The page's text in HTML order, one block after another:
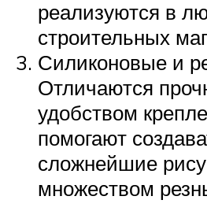
реализуются в
строительных
Силиконовые и
Отличаются
удобством
помогают
сложнейшие
множеством